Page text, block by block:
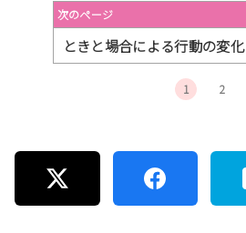
次のページ
ときと場合による行動の変化
1 2